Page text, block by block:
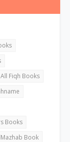
All Fiqh Books
Books
Book